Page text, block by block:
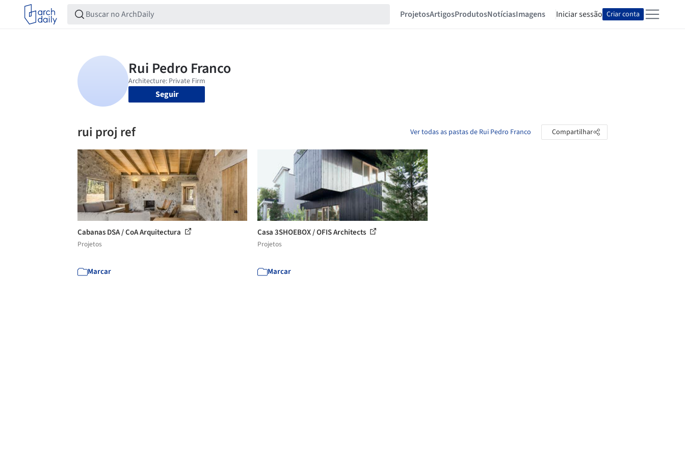
ProjetosArtigosProdutosNotíciasImagens Iniciar sessão Criar conta
Seguir
rui proj ref Ver todas as pastas de Rui Pedro Franco Compartilhar
Cabanas DSA / CoA Arquitectura
Projetos
Marcar
Casa 3SHOEBOX / OFIS Architects
Projetos
Marcar